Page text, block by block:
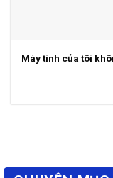
Máy tính của tôi